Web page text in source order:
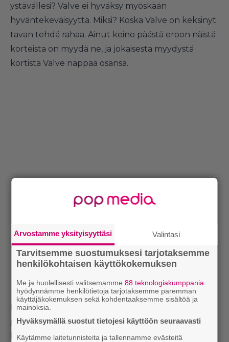
ystävällesi? Valve ei hyväksy myöskään
hyväntekeväisyyttä. Miksi? Koska Valve on keksinyt
tavan tehdä rahaa. Ainut keino päästä eroon näistä
korteista on myydä ne, ja jokaisesta myydystä
kortista Valve nappaa osansa.
Itsekin päätin kiristää rahat noista korteista ulos,
joskin viisisenttinen kerrallaan. Ei sillä leipää tienaa,
koska Steam ei leipää myy, mutta antoi tällainen
Arvostamme yksityisyyttäsi Valintasi
Tarvitsemme suostumuksesi tarjotaksemme
henkilökohtaisen käyttökokemuksen
Me ja huolellisesti valitsemamme88 teknologiakumppania
hyödynnämme henkilötietoja tarjotaksemme paremman
käyttäjäkokemuksen sekä kohdentaaksemme sisältöä ja
mainoksia.
Hyväksymällä suostut tietojesi käyttöön seuraavasti
Käytämme laitetunnisteita ja tallennamme evästeitä